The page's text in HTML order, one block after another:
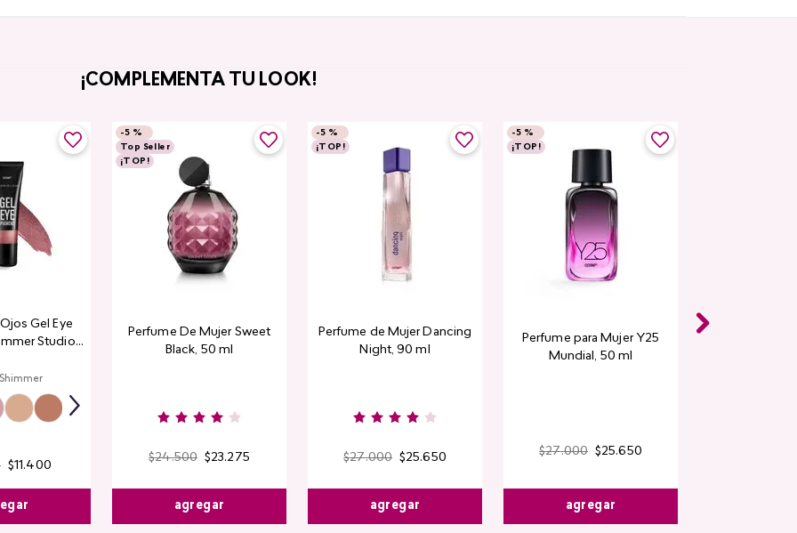
¡COMPLEMENTA TU LOOK!
Gel Eye
Studio
$11 .400
-5 %
Top Seller
¡TOP!
Perfume De Mujer Sweet
Black, 50 ml
$24.500 $23.275
agregar
-5 %
¡TOP!
Perfume de Mujer Dancing
Night, 90 ml
$27.000 $25.650
agregar
-5 %
¡TOP!
Perfume para Mujer Y25
Mundial​, 50 ml
$27.000 $25.650
agregar